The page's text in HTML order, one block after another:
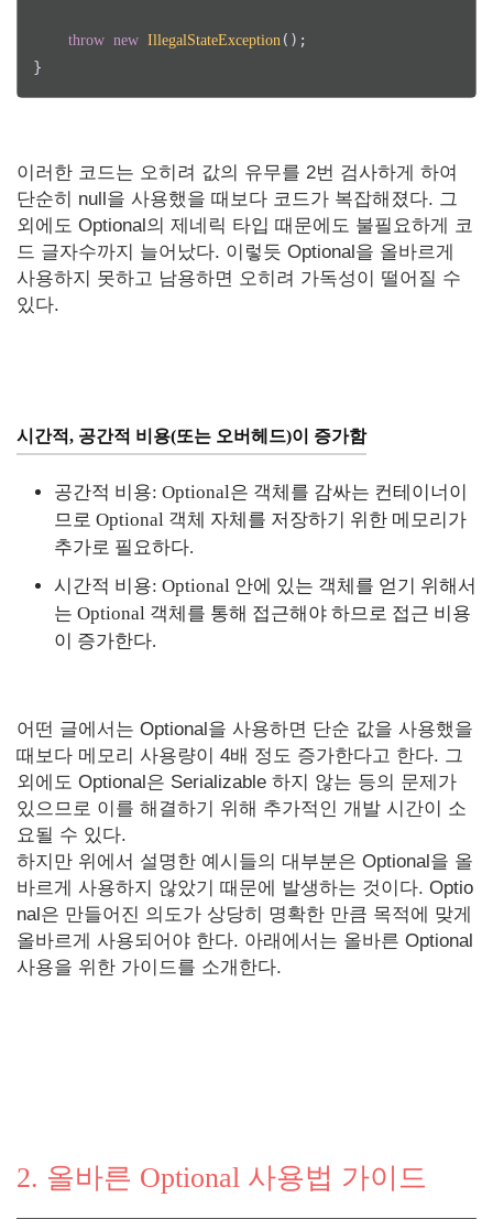
throw new IllegalStateException ();
이러한 코드는 오히려 값의 유무를 2번 검사하게 하여
단순히 null을 사용했을 때보다 코드가 복잡해졌다. 그
외에도 Optional의 제네릭 타입 때문에도 불필요하게 코
드 글자수까지 늘어났다. 이렇듯 Optional을 올바르게
사용하지 못하고 남용하면 오히려 가독성이 떨어질 수
있다.
시간적, 공간적 비용(또는 오버헤드)이 증가함
공간적 비용: Optional은 객체를 감싸는 컨테이너이
므로 Optional 객체 자체를 저장하기 위한 메모리가
추가로 필요하다.
시간적 비용: Optional 안에 있는 객체를 얻기 위해서
는 Optional 객체를 통해 접근해야 하므로 접근 비용
이 증가한다.
어떤 글에서는 Optional을 사용하면 단순 값을 사용했을
때보다 메모리 사용량이 4배 정도 증가한다고 한다. 그
외에도 Optional은 Serializable 하지 않는 등의 문제가
있으므로 이를 해결하기 위해 추가적인 개발 시간이 소
요될 수 있다.
하지만 위에서 설명한 예시들의 대부분은 Optional을 올
바르게 사용하지 않았기 때문에 발생하는 것이다. Optio
nal은 만들어진 의도가 상당히 명확한 만큼 목적에 맞게
올바르게 사용되어야 한다. 아래에서는 올바른 Optional
사용을 위한 가이드를 소개한다.
2. 올바른 Optional 사용법 가이드